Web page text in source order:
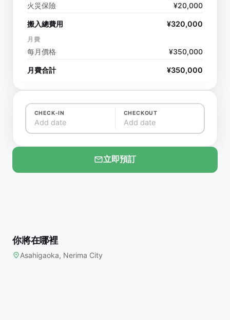
火災保險
¥20,000
搬入總費用 ¥320,000
月費
每月價格 ¥350,000
月費合計 ¥350,000
CHECK-IN
Add date
CHECKOUT
Add date
立即預訂
你將在哪裡
Asahigaoka, Nerima City